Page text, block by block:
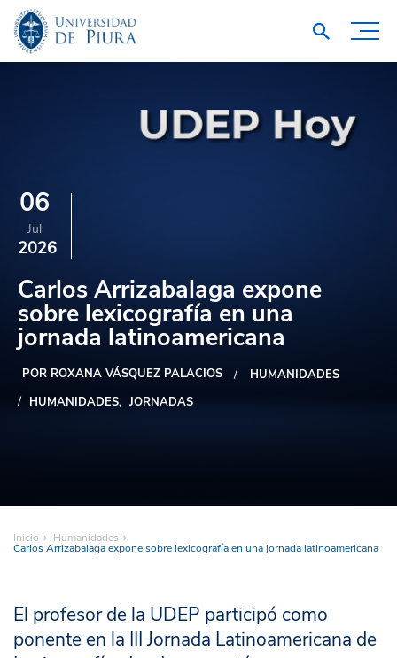
06
Jul
2026
Carlos Arrizabalaga expone
sobre lexicografía en una
jornada latinoamericana
POR ROXANA VÁSQUEZ PALACIOS
HUMANIDADES
HUMANIDADES
JORNADAS
Inicio Humanidades
Carlos Arrizabalaga expone sobre lexicografía en una jornada latinoamericana
El profesor de la UDEP participó como
ponente en la III Jornada Latinoamericana de